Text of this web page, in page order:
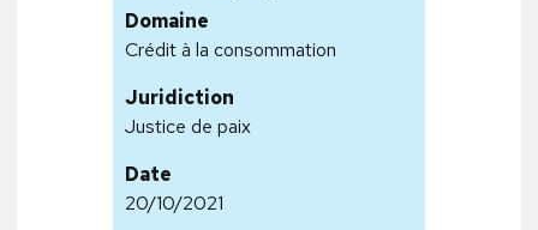
Domaine
Crédit à la consommation
Juridiction
Justice de paix
Date
20/10/2021